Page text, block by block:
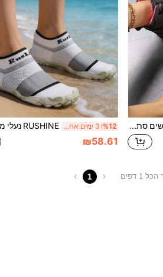
נעלי ספורט לנשים סתיו/חורף לטיולים רגליים וטרקים, פלטפורמה ועמידות בפני שחיקה, נוחות ונעלי ספורט לנשים %12 3 ימים אחרונים
₪58.61
1 דפים 1